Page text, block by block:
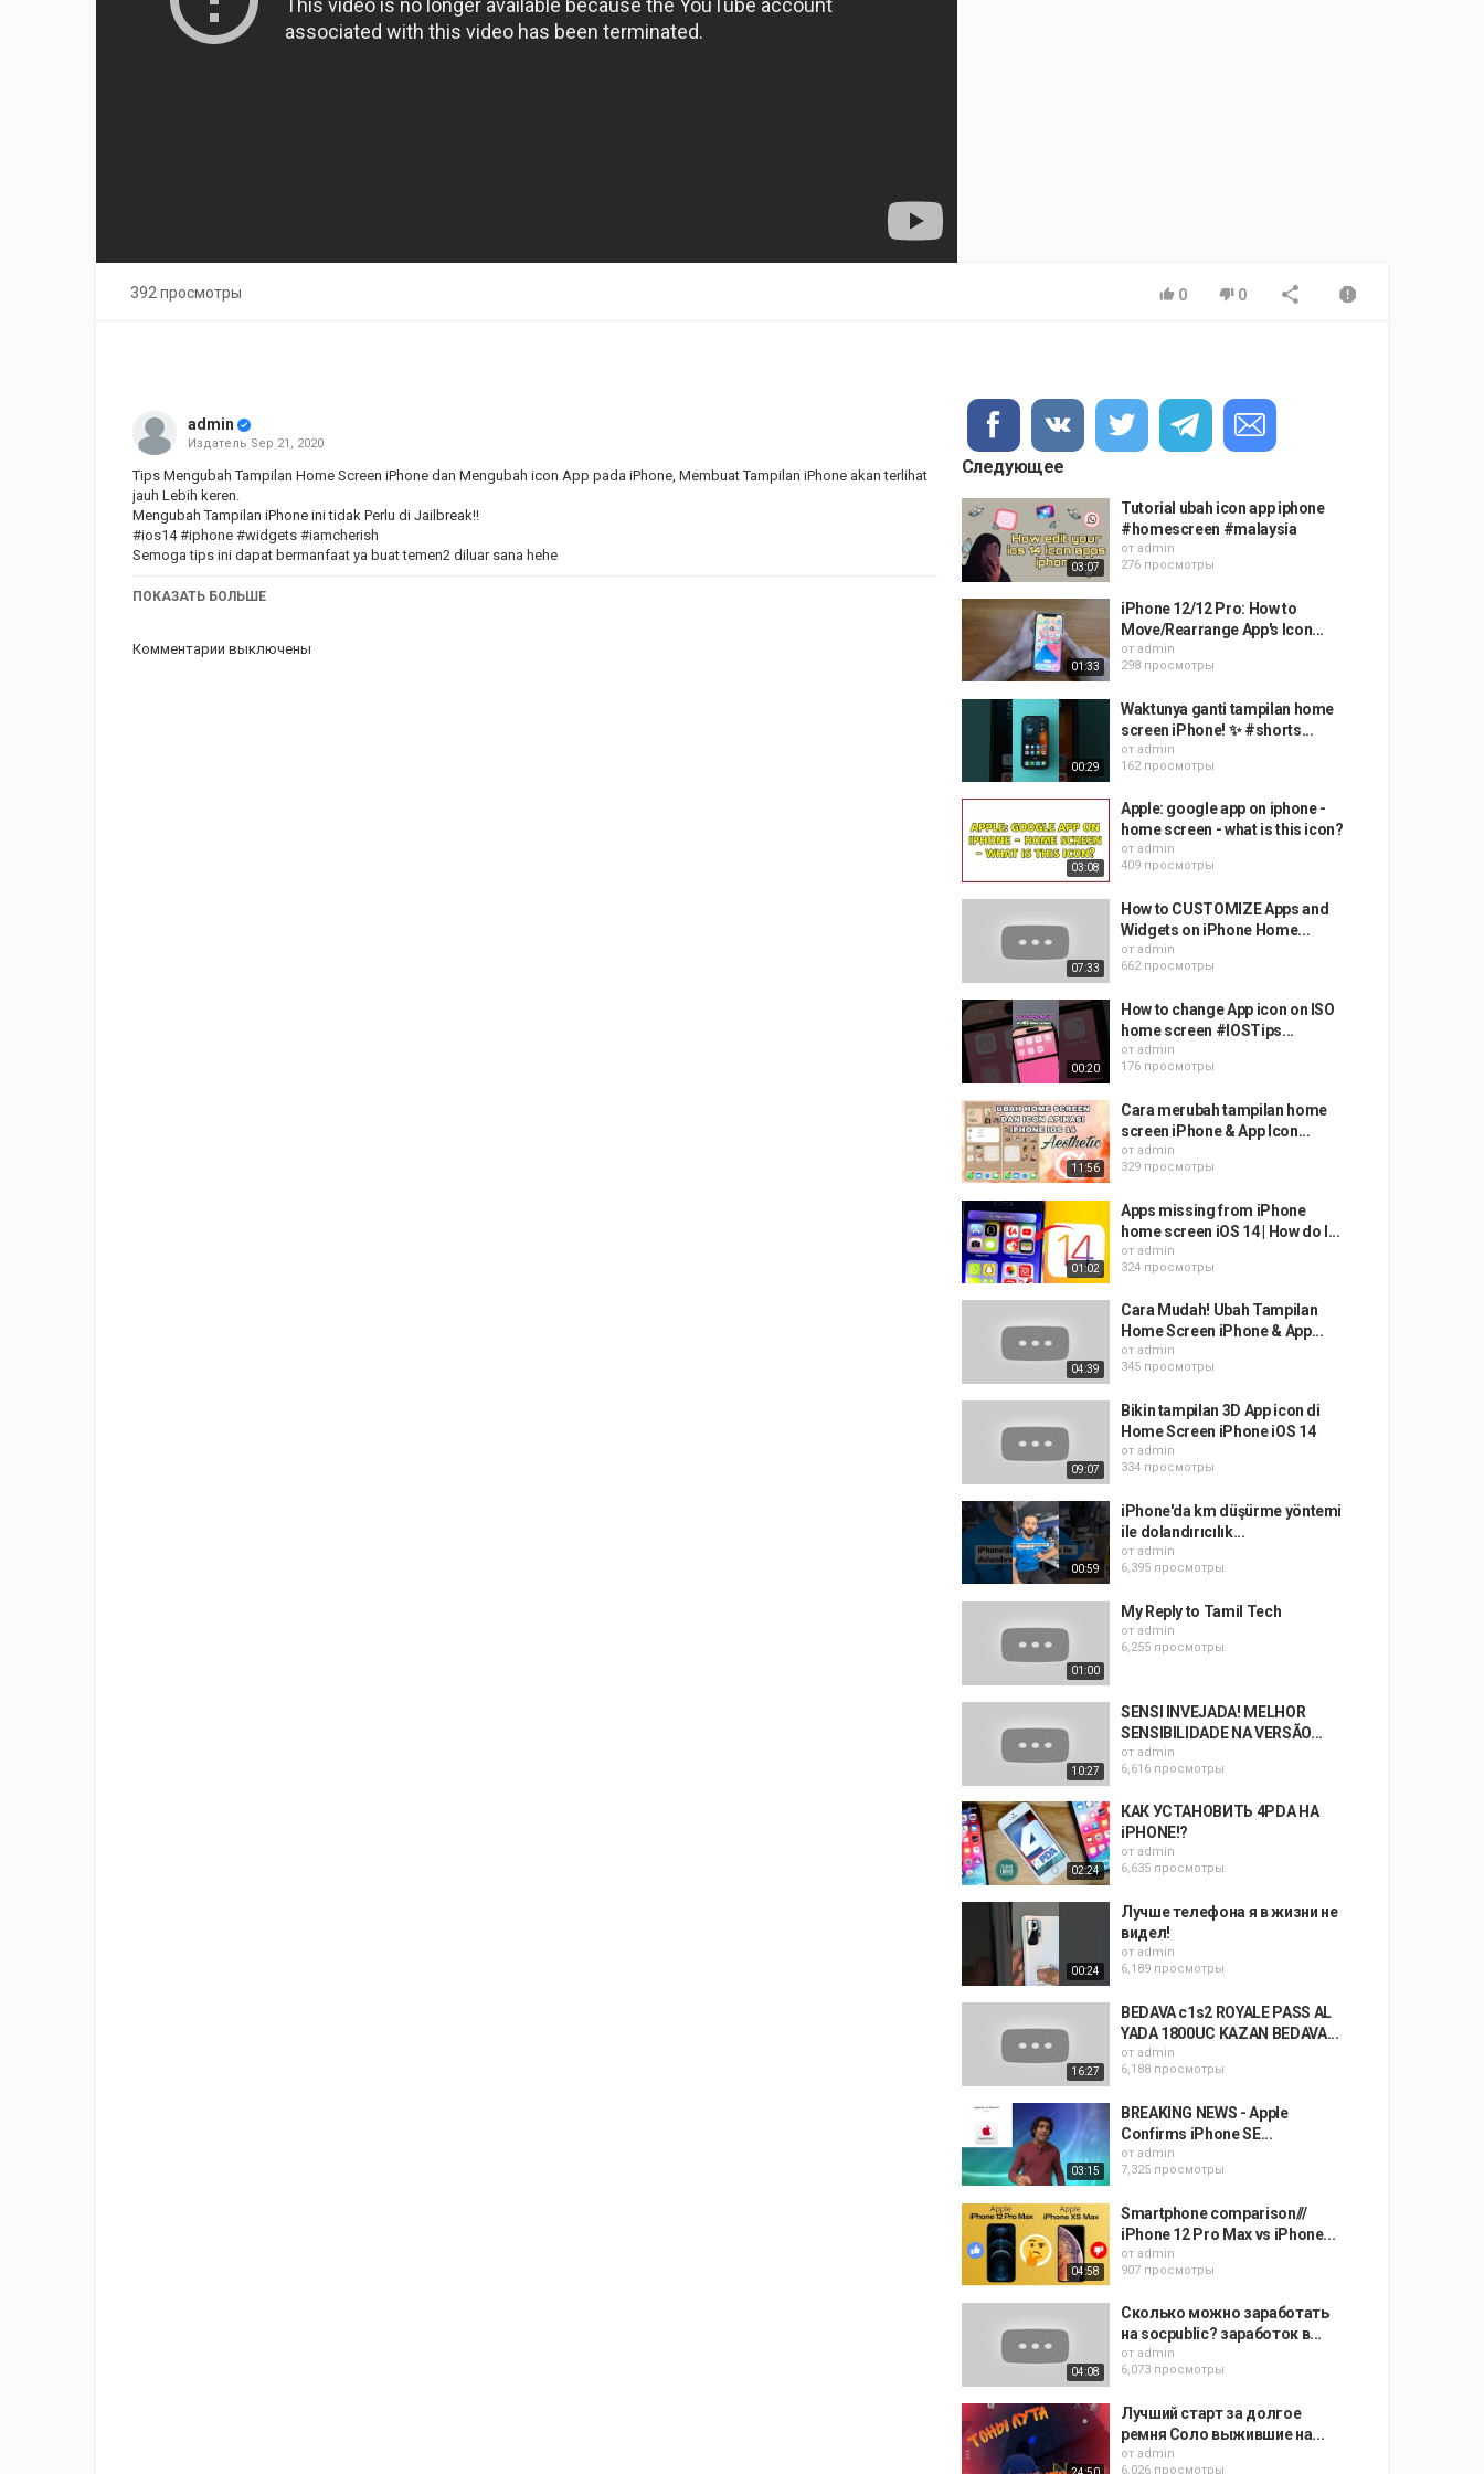
392 просмотры 0 0
admin
Издатель Sep 21, 2020
Tips Mengubah Tampilan Home Screen iPhone dan Mengubah icon App pada iPhone, Membuat Tampilan iPhone akan terlihat
jauh Lebih keren.
Mengubah Tampilan iPhone ini tidak Perlu di Jailbreak!!
#ios14 #iphone #widgets #iamcherish
Semoga tips ini dapat bermanfaat ya buat temen2 diluar sana hehe
Bantu support channel ini dengan memberikan like, share dan subscribe
ПОКАЗАТЬ БОЛЬШЕ
Комментарии выключены
Следующее
03:07
Tutorial ubah icon app iphone
#homescreen #malaysia
от admin
276 просмотры
01:33
iPhone 12/12 Pro: How to
Move/Rearrange App's Icon...
от admin
298 просмотры
00:29
Waktunya ganti tampilan home
screen iPhone! ✨ #shorts...
от admin
162 просмотры
03:08
Apple: google app on iphone -
home screen - what is this icon?
от admin
409 просмотры
07:33
How to CUSTOMIZE Apps and
Widgets on iPhone Home...
от admin
662 просмотры
00:20
How to change App icon on ISO
home screen #IOSTips...
от admin
176 просмотры
11:56
Cara merubah tampilan home
screen iPhone & App Icon...
от admin
329 просмотры
01:02
Apps missing from iPhone
home screen iOS 14 | How do I...
от admin
324 просмотры
04:39
Cara Mudah! Ubah Tampilan
Home Screen iPhone & App...
от admin
345 просмотры
09:07
Bikin tampilan 3D App icon di
Home Screen iPhone iOS 14
от admin
334 просмотры
00:59
iPhone'da km düşürme yöntemi
ile dolandırıcılık...
от admin
6,395 просмотры
01:00
My Reply to Tamil Tech
от admin
6,255 просмотры
10:27
SENSI INVEJADA! MELHOR
SENSIBILIDADE NA VERSÃO...
от admin
6,616 просмотры
02:24
КАК УСТАНОВИТЬ 4PDA НА
iPHONE!?
от admin
6,635 просмотры
00:24
Лучше телефона я в жизни не
видел!
от admin
6,189 просмотры
16:27
BEDAVA c1s2 ROYALE PASS AL
YADA 1800UC KAZAN BEDAVA...
от admin
6,188 просмотры
03:15
BREAKING NEWS - Apple
Confirms iPhone SE...
от admin
7,325 просмотры
04:58
Smartphone comparison///
iPhone 12 Pro Max vs iPhone...
от admin
907 просмотры
04:08
Сколько можно заработать
на socpublic? заработок в...
от admin
6,073 просмотры
Лучший старт за долгое
ремня Соло выжившие на...
от admin
6,026 просмотры